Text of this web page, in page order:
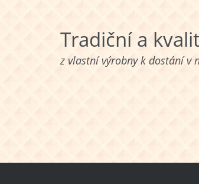
Tradiční a
z vlastní výrobny k dostání v